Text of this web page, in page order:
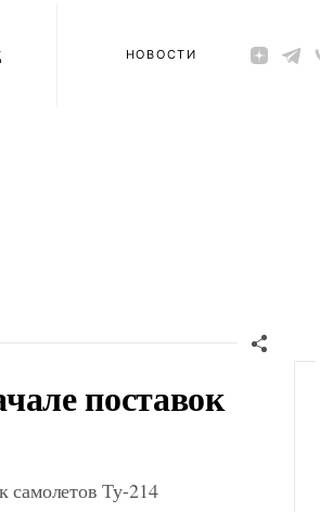
НОВОСТИ
поставок
самолетов Ту-214